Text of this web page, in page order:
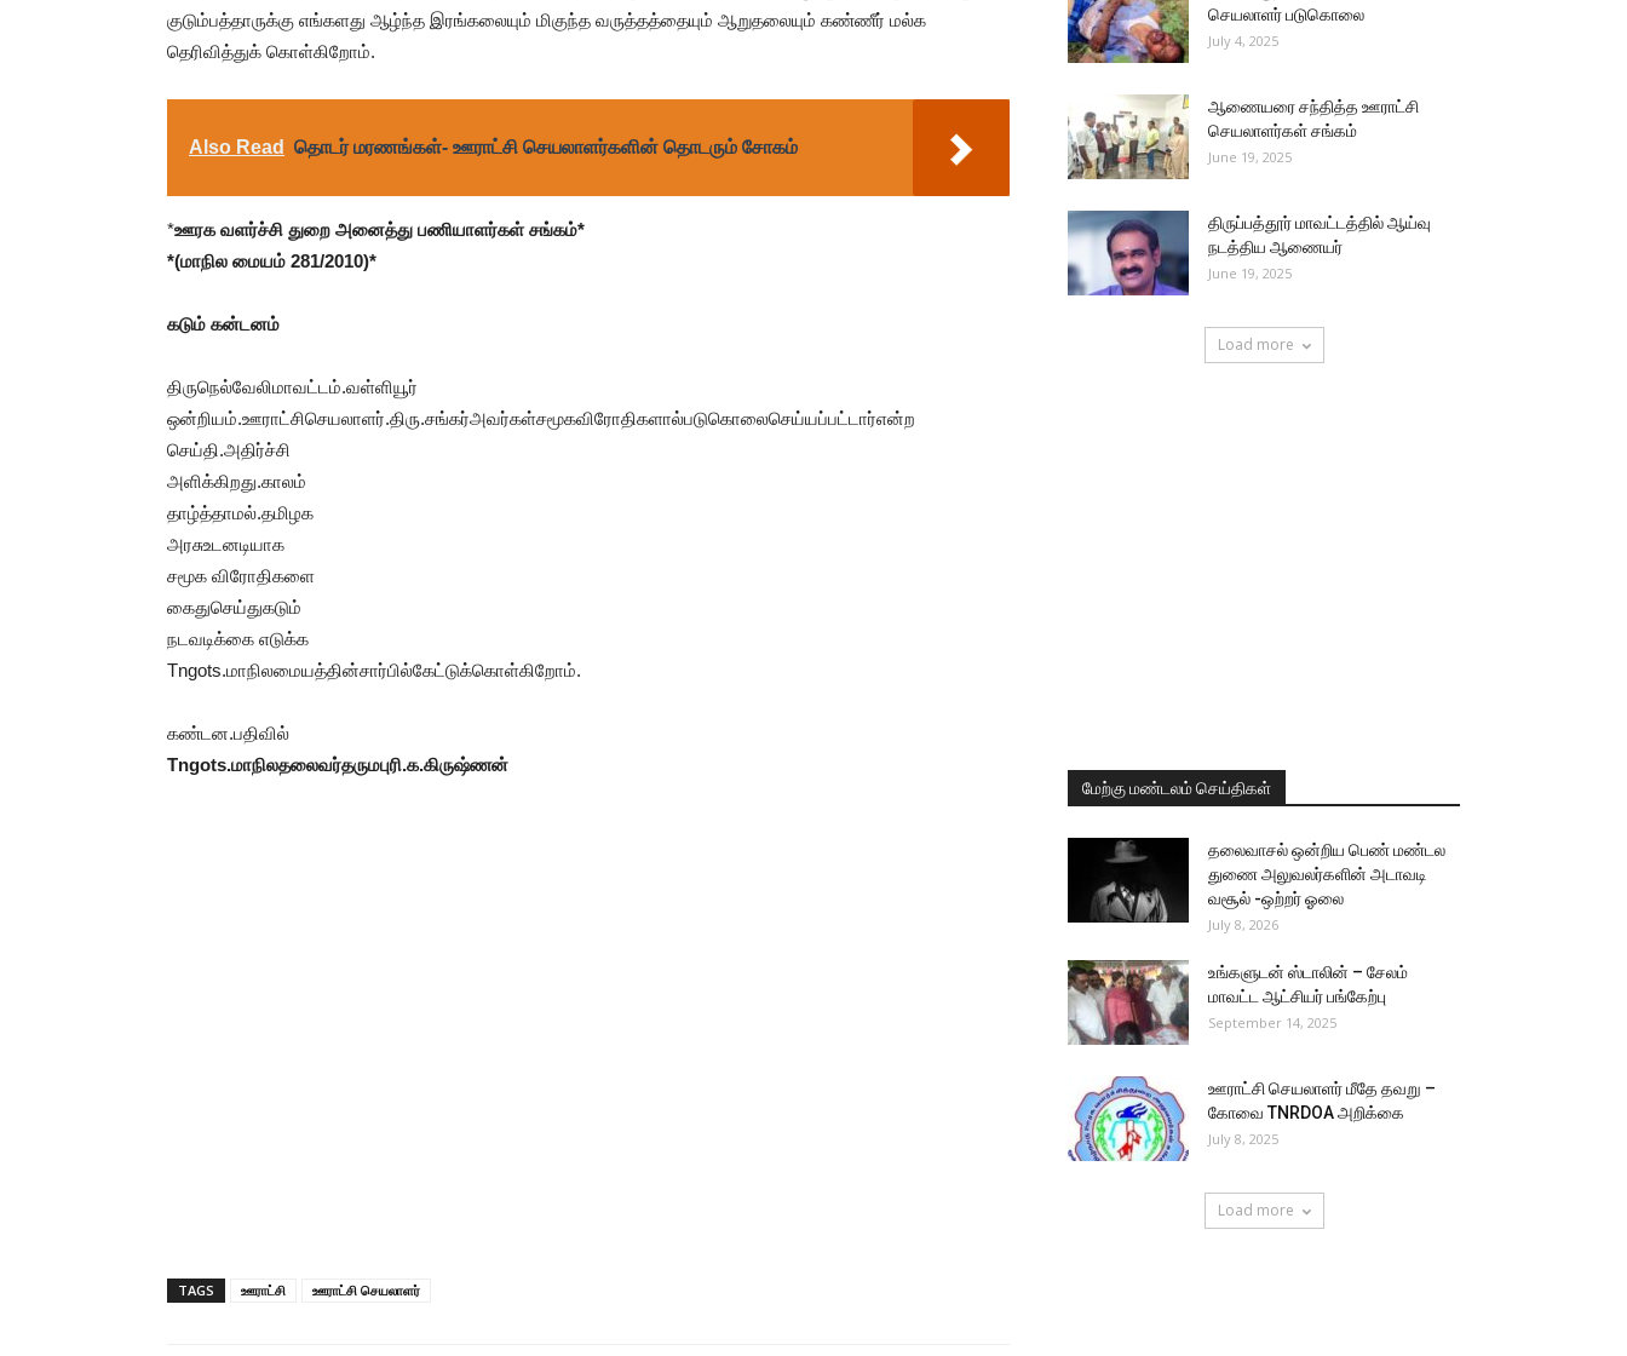
குடும்பத்தாருக்கு எங்களது ஆழ்ந்த இரங்கலையும் மிகுந்த வருத்தத்தையும் ஆறுதலையும் கண்ணீர் மல்க
தெரிவித்துக் கொள்கிறோம்.
Also Read தொடர் மரணங்கள்- ஊராட்சி செயலாளர்களின் தொடரும் சோகம்
*ஊரக வளர்ச்சி துறை அனைத்து பணியாளர்கள் சங்கம்*
*(மாநில மையம் 281/2010)*
கடும் கன்டனம்
திருநெல்வேலிமாவட்டம்.வள்ளியூர்
ஒன்றியம்.ஊராட்சிசெயலாளர்.திரு.சங்கர்அவர்கள்சமூகவிரோதிகளால்படுகொலைசெய்யப்பட்டார்என்ற
செய்தி.அதிர்ச்சி
அளிக்கிறது.காலம்
தாழ்த்தாமல்.தமிழக
அரசுஉடனடியாக
சமூக விரோதிகளை
கைதுசெய்துகடும்
நடவடிக்கை எடுக்க
Tngots.மாநிலமையத்தின்சார்பில்கேட்டுக்கொள்கிறோம்.
கண்டன.பதிவில்
Tngots.மாநிலதலைவர்தருமபுரி.க.கிருஷ்ணன்
TAGS ஊராட்சி ஊராட்சி செயலாளர்
செயலாளர் படுகொலை
July 4, 2025
ஆணையரை சந்தித்த ஊராட்சி
செயலாளர்கள் சங்கம்
June 19, 2025
திருப்பத்தூர் மாவட்டத்தில் ஆய்வு
நடத்திய ஆணையர்
June 19, 2025
Load more
மேற்கு மண்டலம் செய்திகள்
தலைவாசல் ஒன்றிய பெண் மண்டல
துணை அலுவலர்களின் அடாவடி
வசூல் -ஒற்றர் ஓலை
July 8, 2026
உங்களுடன் ஸ்டாலின் – சேலம்
மாவட்ட ஆட்சியர் பங்கேற்பு
September 14, 2025
ஊராட்சி செயலாளர் மீதே தவறு –
கோவை TNRDOA அறிக்கை
July 8, 2025
Load more